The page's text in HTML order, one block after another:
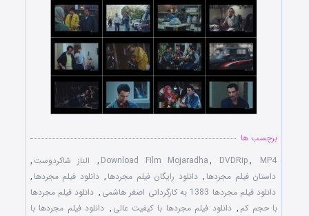
برچسب ها
Download Film Mojaradha, DVDRip, MP4
, الناز شاکردوست,
داستان فیلم مجردها , دانلود رایگان فیلم مجردها , دانلود فیلم مجردها ,
دانلود فیلم مجردها 1383 به کارگردانی اصغر هاشمی
, دانلود فیلم مجردها
با حجم کم , دانلود فیلم مجردها با کیفیت عالی , دانلود فیلم مجردها با